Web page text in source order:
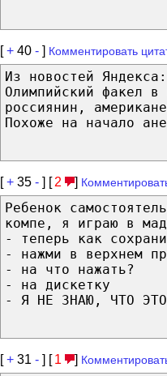
[+ 40 - ] Комментировать
Из новостей Яндекса:
Олимпийский факел в
россиянин,
Похоже на начало
[+ 35 - ] [ 2 ]
Ребенок
компе, я играю в
- теперь как
- нажми в верхнем
- на что нажать?
- на дискетку
- Я НЕ ЗНАЮ, ЧТО
[+ 31 - ] [ 1 ]